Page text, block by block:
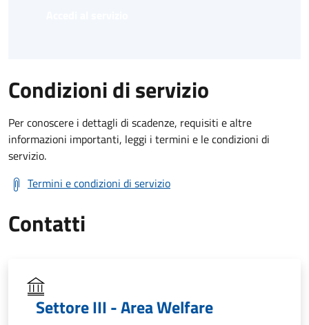
Condizioni di servizio
Per conoscere i dettagli di scadenze, requisiti e altre
informazioni importanti, leggi i termini e le condizioni di
servizio.
Termini e condizioni di servizio
Contatti
Settore III - Area Welfare